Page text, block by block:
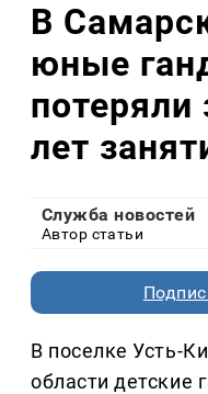
В
юные
потеряли
лет
Служба новостей
Автор статьи
В поселке Усть-
области детские